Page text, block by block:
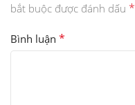
bắt buộc được đánh dấu *
Bình luận *